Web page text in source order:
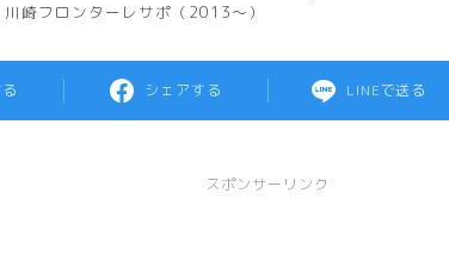
川崎フロンターレサポ（2013～）
シェアする LINEで送る
スポンサーリンク